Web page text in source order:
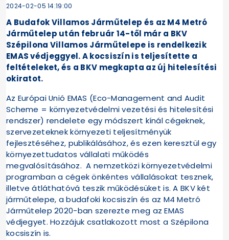
2024-02-05 14:19:00
A Budafok Villamos Járműtelep és az M4 Metró
Járműtelep után február 14-től már a BKV
Szépilona Villamos Járműtelepe is rendelkezik
EMAS védjeggyel. A kocsiszín is teljesítette a
feltételeket, és a BKV megkapta az új hitelesítési
okiratot.
Az Európai Unió EMAS (Eco-Management and Audit
Scheme = környezetvédelmi vezetési és hitelesítési
rendszer) rendelete egy módszert kínál cégeknek,
szervezeteknek környezeti teljesítményük
fejlesztéséhez, publikálásához, és ezen keresztül egy
környezettudatos vállalati működés
megvalósításához. A nemzetközi környezetvédelmi
programban a cégek önkéntes vállalásokat tesznek,
illetve átláthatóvá teszik működésüket is. A BKV két
járműtelepe, a budafoki kocsiszín és az M4 Metró
Járműtelep 2020-ban szerezte meg az EMAS
védjegyet. Hozzájuk csatlakozott most a Szépilona
kocsiszín is.